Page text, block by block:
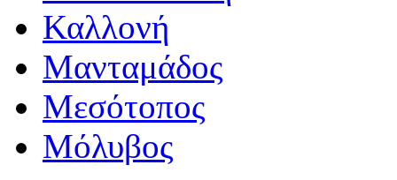
Καλλονή
Μανταμάδος
Μεσότοπος
Μόλυβος